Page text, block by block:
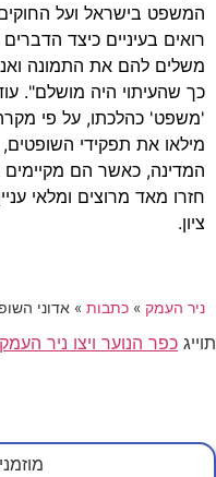
המשפט בישראל ועל
רואים בעיניים כיצד
משלים להם את התמונה
כך שהעיתוי היה מושלם".
'משפט' כהלכתו, על פי
מילאו את תפקידי השופטים,
המדינה, כאשר הם
חזרו מאד מרוצים ומלאי
ציון.
ניר העמק » כתבות » אדוני
תוייג כפר הנוער ויצו ניר העמק